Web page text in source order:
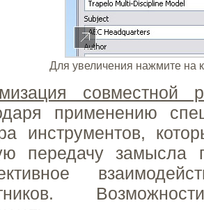
Для увеличения нажмите на
совместной
применению
инструментов,
передачу замысла